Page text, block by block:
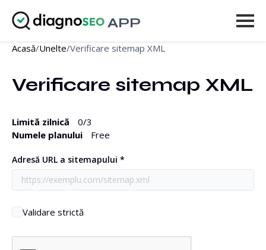
APP
Unelte
Prețuri
Autentificare
Acasă/Unelte/Verificare sitemap XML
Verificare sitemap XML
Limită zilnică 0/3
Numele planului
Free
Adresă URL a sitemapului *
Validare strictă